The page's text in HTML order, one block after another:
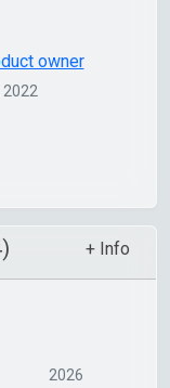
2022
+ Info
2026